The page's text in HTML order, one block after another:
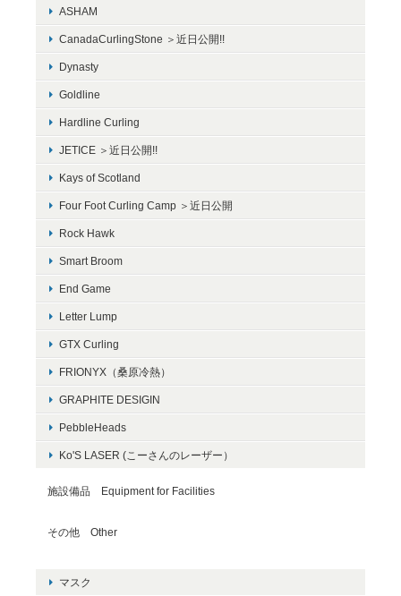
ASHAM
CanadaCurlingStone ＞近日公開!!
Dynasty
Goldline
Hardline Curling
JETICE ＞近日公開!!
Kays of Scotland
Four Foot Curling Camp ＞近日公開
Rock Hawk
Smart Broom
End Game
Letter Lump
GTX Curling
FRIONYX（桑原冷熱）
GRAPHITE DESIGIN
PebbleHeads
Ko'S LASER (こーさんのレーザー）
施設備品 Equipment for Facilities
その他 Other
マスク